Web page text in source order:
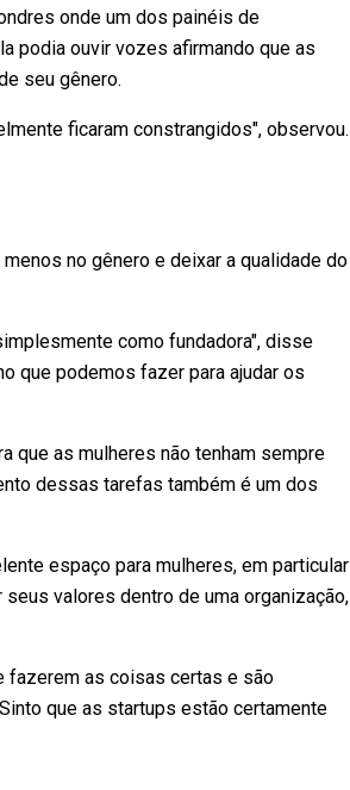
onde um dos painéis de
podia ouvir vozes afirmando que as
seu gênero.
ficaram constrangidos", observou.
no gênero e deixar a qualidade do
como fundadora", disse
que podemos fazer para ajudar os
que as mulheres não tenham sempre
dessas tarefas também é um dos
espaço para mulheres, em particular
valores dentro de uma organização,
fazerem as coisas certas e são
que as startups estão certamente